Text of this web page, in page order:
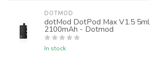
DOTMOD
dotMod DotPod Max V1.5 5ml
2100mAh - Dotmod
In stock